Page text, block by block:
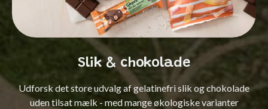
Slik & chokolade
Udforsk det store udvalg af gelatinefri slik og chokolade
uden tilsat mælk - med mange økologiske varianter